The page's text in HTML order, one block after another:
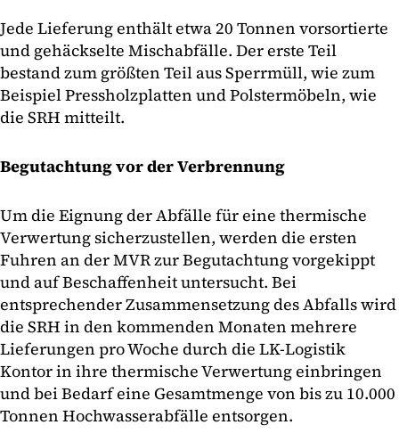
Jede Lieferung enthält etwa 20 Tonnen vorsortierte
und gehäckselte Mischabfälle. Der erste Teil
bestand zum größten Teil aus Sperrmüll, wie zum
Beispiel Pressholzplatten und Polstermöbeln, wie
die SRH mitteilt.
Begutachtung vor der Verbrennung
Um die Eignung der Abfälle für eine thermische
Verwertung sicherzustellen, werden die ersten
Fuhren an der MVR zur Begutachtung vorgekippt
und auf Beschaffenheit untersucht. Bei
entsprechender Zusammensetzung des Abfalls wird
die SRH in den kommenden Monaten mehrere
Lieferungen pro Woche durch die LK-Logistik
Kontor in ihre thermische Verwertung einbringen
und bei Bedarf eine Gesamtmenge von bis zu 10.000
Tonnen Hochwasserabfälle entsorgen.